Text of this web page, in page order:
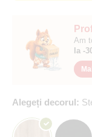
Am
la -
Alegeți decorul: